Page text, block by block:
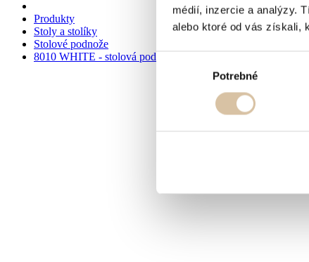
médií, inzercie a analýzy.
alebo ktoré od vás získali,
Výber
Potrebné
Produkty
Stoly a stolíky
Stolové podnože
8010 WHITE - stolová podnož white